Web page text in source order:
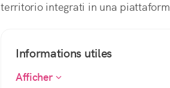
territorio integrati in una
Informations utiles
Afficher